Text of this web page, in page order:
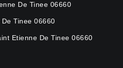
De Tinee 06660
Tinee 06660
Etienne De Tinee 06660